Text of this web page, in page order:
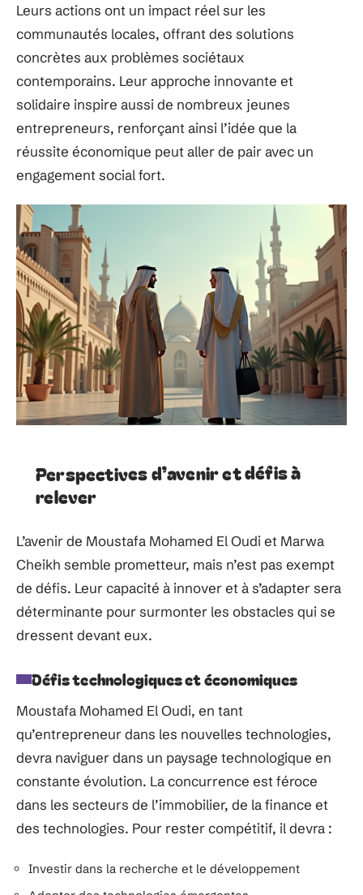
Leurs actions ont un impact réel sur les
communautés locales, offrant des solutions
concrètes aux problèmes sociétaux
contemporains. Leur approche innovante et
solidaire inspire aussi de nombreux jeunes
entrepreneurs, renforçant ainsi l’idée que la
réussite économique peut aller de pair avec un
engagement social fort.
Perspectives d’avenir et défis à
relever
L’avenir de Moustafa Mohamed El Oudi et Marwa
Cheikh semble prometteur, mais n’est pas exempt
de défis. Leur capacité à innover et à s’adapter sera
déterminante pour surmonter les obstacles qui se
dressent devant eux.
Défis technologiques et économiques
Moustafa Mohamed El Oudi, en tant
qu’entrepreneur dans les nouvelles technologies,
devra naviguer dans un paysage technologique en
constante évolution. La concurrence est féroce
dans les secteurs de l’immobilier, de la finance et
des technologies. Pour rester compétitif, il devra :
Investir dans la recherche et le développement